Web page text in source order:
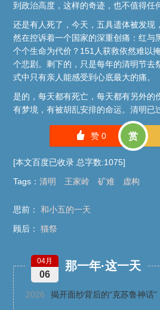
到政治高度，这样的奇迹，也不值得任
还是有人死了，今天，五具遗体被发现
然在控诉着一个国家的深重创痛：红与
个个生命为代价？151人获救依然难以
个悲剧。剩下的，只是每年的清明节去
式中只有亲人能感受到心底最大的痛。
是的，每天都有死亡，每天都有另外的
有梦境，有被胡乱安排的命运。清明已
󰄼 赞 0 赏
[本文百度已收录 总字数:1075]
Tags ：清明 王家岭 矿难 虚构
思前：
和小五的一天
顾后：
猫祭
那一年·这一天
04月
06
2026 揭开面纱背后的“克苏鲁神话”